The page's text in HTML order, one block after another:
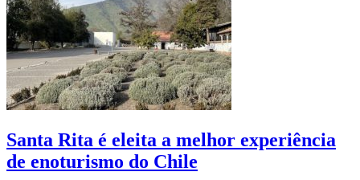
Santa Rita é eleita a melhor experiência
de enoturismo do Chile